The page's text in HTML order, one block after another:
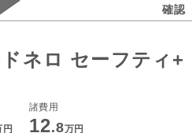
確認
ネロ セーフティ+
円
諸費用
12.8万円